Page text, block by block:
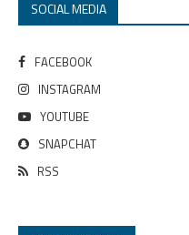
SOCIAL MEDIA
FACEBOOK
INSTAGRAM
YOUTUBE
SNAPCHAT
RSS